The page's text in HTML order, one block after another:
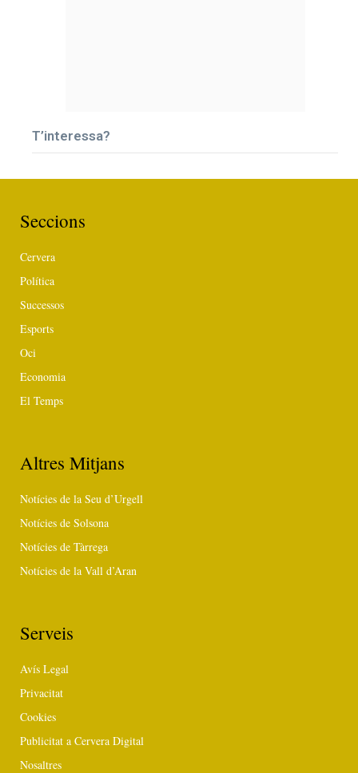
T’interessa?
Seccions
Cervera
Política
Successos
Esports
Oci
Economia
El Temps
Altres Mitjans
Notícies de la Seu d’Urgell
Notícies de Solsona
Notícies de Tàrrega
Notícies de la Vall d’Aran
Serveis
Avís Legal
Privacitat
Cookies
Publicitat a Cervera Digital
Nosaltres